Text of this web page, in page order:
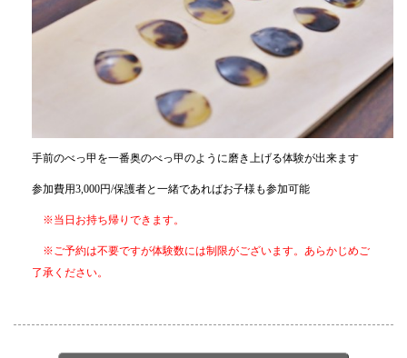
手前のべっ甲を一番奥のべっ甲のように磨き上げる体験が出来ます
参加費用3,000円/保護者と一緒であればお子様も参加可能
※当日お持ち帰りできます。
※ご予約は不要ですが体験数には制限がございます。あらかじめご
了承ください。